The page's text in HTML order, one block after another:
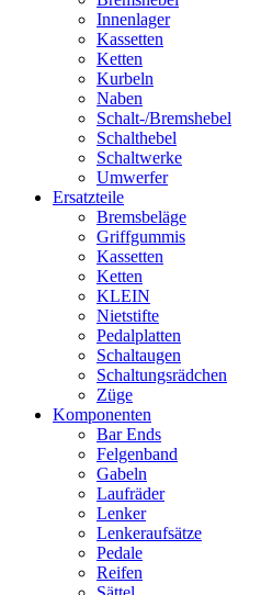
Innenlager
Kassetten
Ketten
Kurbeln
Naben
Schalt-/Bremshebel
Schalthebel
Schaltwerke
Umwerfer
Ersatzteile
Bremsbeläge
Griffgummis
Kassetten
Ketten
KLEIN
Nietstifte
Pedalplatten
Schaltaugen
Schaltungsrädchen
Züge
Komponenten
Bar Ends
Felgenband
Gabeln
Laufräder
Lenker
Lenkeraufsätze
Pedale
Reifen